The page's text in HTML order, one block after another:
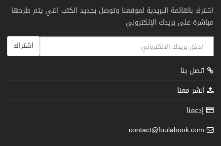
اشترك بالقائمة البريدية لموقعنا وتوصل بجديد الكتب التي يتم طرحها
مباشرة على بريدك الإلكتروني
اشتراك
اتصل بنا
انشر معنا
إدعمنا
contact@foulabook.com